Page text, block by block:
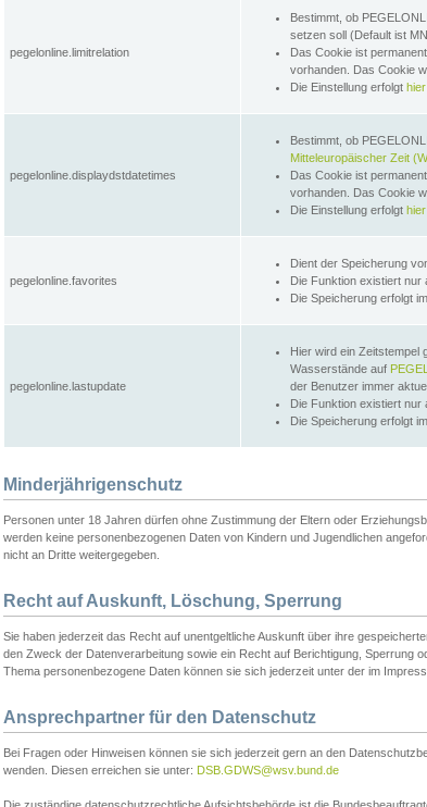
pegelonline.limitrelation
Bestimmt, ob
setzen soll (Default ist
Das Cookie ist
vorhanden. Das Cookie
Die Einstellung erfolgt hier
pegelonline.displaydstdatetimes
Bestimmt, ob
Mitteleuropäischer Zeit
Das Cookie ist
vorhanden. Das Cookie
Die Einstellung erfolgt hier
pegelonline.favorites
Dient der Speicherung
Die Funktion existiert nur
Die Speicherung erfolgt
pegelonline.lastupdate
Hier wird ein Zeitstempel
Wasserstände auf
der Benutzer immer
Die Funktion existiert nur
Die Speicherung erfolgt
Minderjährigenschutz
Personen unter 18 Jahren dürfen ohne Zustimmung der Eltern oder
werden keine personenbezogenen Daten von Kindern und Jugendlichen
nicht an Dritte weitergegeben.
Recht auf Auskunft, Löschung, Sperrung
Sie haben jederzeit das Recht auf unentgeltliche Auskunft über ihre
den Zweck der Datenverarbeitung sowie ein Recht auf Berichtigung, Sperrung
Thema personenbezogene Daten können sie sich jederzeit unter der im
Ansprechpartner für den Datenschutz
Bei Fragen oder Hinweisen können sie sich jederzeit gern an den
wenden. Diesen erreichen sie unter: DSB.GDWS@wsv.bund.de